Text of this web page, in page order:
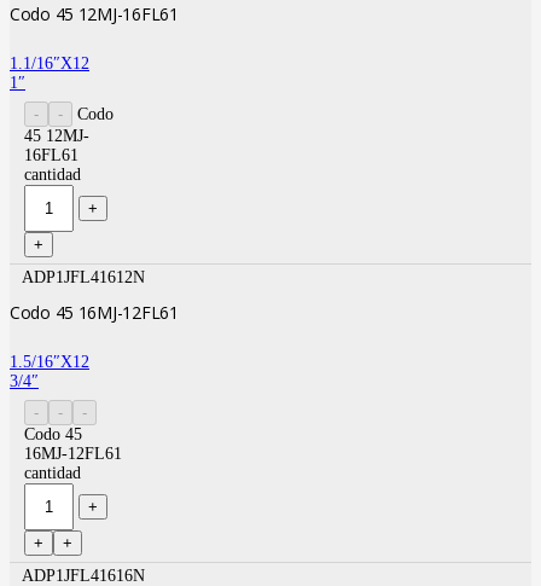
Codo 45 12MJ-16FL61
1.1/16″X12
1″
Codo
45 12MJ-
16FL61
cantidad
ADP1JFL41612N
Codo 45 16MJ-12FL61
1.5/16″X12
3/4″
Codo 45
16MJ-12FL61
cantidad
ADP1JFL41616N